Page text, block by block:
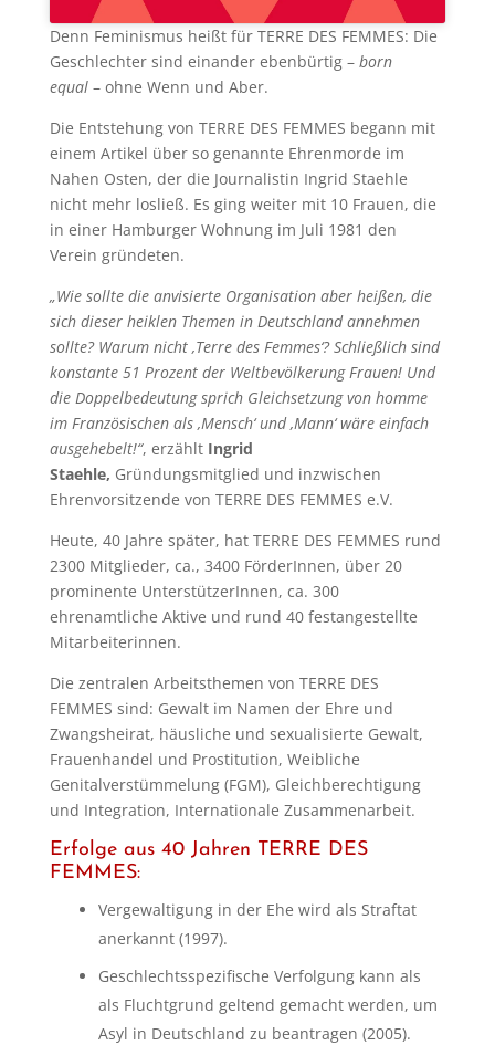
Denn Feminismus heißt für TERRE DES FEMMES: Die
Geschlechter sind einander ebenbürtig – born
equal– ohne Wenn und Aber.
Die Entstehung von TERRE DES FEMMES begann mit
einem Artikel über so genannte Ehrenmorde im
Nahen Osten, der die Journalistin Ingrid Staehle
nicht mehr losließ. Es ging weiter mit 10 Frauen, die
in einer Hamburger Wohnung im Juli 1981 den
Verein gründeten.
„Wie sollte die anvisierte Organisation aber heißen, die
sich dieser heiklen Themen in Deutschland annehmen
sollte? Warum nicht ‚Terre des Femmes‘? Schließlich sind
konstante 51 Prozent der Weltbevölkerung Frauen! Und
die Doppelbedeutung sprich Gleichsetzung von homme
im Französischen als ‚Mensch‘ und ‚Mann‘ wäre einfach
ausgehebelt!“, erzählt Ingrid
Staehle, Gründungsmitglied und inzwischen
Ehrenvorsitzende von TERRE DES FEMMES e.V.
Heute, 40 Jahre später, hat TERRE DES FEMMES rund
2300 Mitglieder, ca., 3400 FörderInnen, über 20
prominente UnterstützerInnen, ca. 300
ehrenamtliche Aktive und rund 40 festangestellte
Mitarbeiterinnen.
Die zentralen Arbeitsthemen von TERRE DES
FEMMES sind: Gewalt im Namen der Ehre und
Zwangsheirat, häusliche und sexualisierte Gewalt,
Frauenhandel und Prostitution, Weibliche
Genitalverstümmelung (FGM), Gleichberechtigung
und Integration, Internationale Zusammenarbeit.
Erfolge aus 40 Jahren TERRE DES
FEMMES:
Vergewaltigung in der Ehe wird als Straftat
anerkannt (1997).
Geschlechtsspezifische Verfolgung kann als
als Fluchtgrund geltend gemacht werden, um
Asyl in Deutschland zu beantragen (2005).